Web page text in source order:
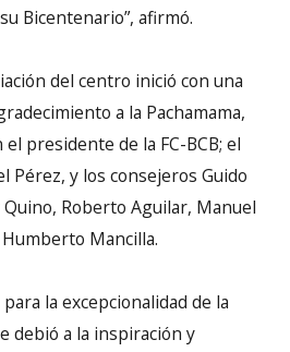
Bicentenario”, afirmó.
del centro inició con una
a la Pachamama,
presidente de la FC-BCB; el
Pérez, y los consejeros Guido
Roberto Aguilar, Manuel
Mancilla.
la excepcionalidad de la
debió a la inspiración y